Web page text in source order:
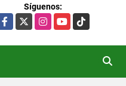
Síguenos:
Facebook
X InstagramYouTubeTikTok